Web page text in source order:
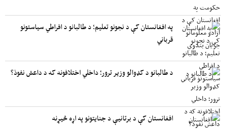
په افغانستان کې د نجونو تعلیم؛ د طالبانو د افراطي سیاستونو
قرباني
د طالبانو د کډوالو وزیر ترور؛ داخلي اختلافونه که د داعش نفوذ؟
افغانستان کې د برتانیې د جنایتونو په اړه څیړنه